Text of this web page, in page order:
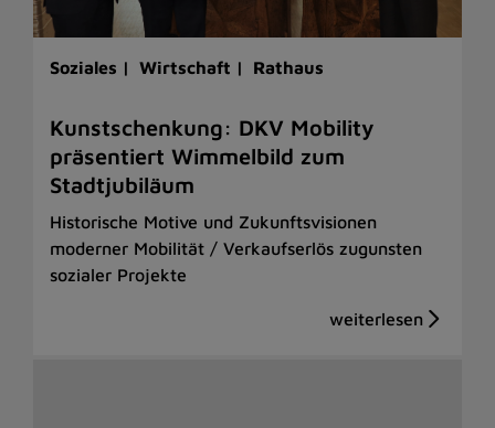
Soziales | Wirtschaft | Rathaus
Kunstschenkung: DKV Mobility
präsentiert Wimmelbild zum
Stadtjubiläum
Historische Motive und Zukunftsvisionen
moderner Mobilität / Verkaufserlös zugunsten
sozialer Projekte